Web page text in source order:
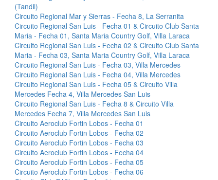
(Tandil)
Circuito Regional Mar y Sierras - Fecha 8, La Serranita
Circuito Regional San Luis - Fecha 01 & Circuito Club Santa
Maria - Fecha 01, Santa Maria Country Golf, Villa Laraca
Circuito Regional San Luis - Fecha 02 & Circuito Club Santa
Maria - Fecha 03, Santa Maria Country Golf, Villa Laraca
Circuito Regional San Luis - Fecha 03, Villa Mercedes
Circuito Regional San Luis - Fecha 04, Villa Mercedes
Circuito Regional San Luis - Fecha 05 & Circuito Villa
Mercedes Fecha 4, Villa Mercedes San Luis
Circuito Regional San Luis - Fecha 8 & Circuito Villa
Mercedes Fecha 7, Villa Mercedes San Luis
Circuito Aeroclub Fortin Lobos - Fecha 01
Circuito Aeroclub Fortin Lobos - Fecha 02
Circuito Aeroclub Fortin Lobos - Fecha 03
Circuito Aeroclub Fortin Lobos - Fecha 04
Circuito Aeroclub Fortin Lobos - Fecha 05
Circuito Aeroclub Fortin Lobos - Fecha 06